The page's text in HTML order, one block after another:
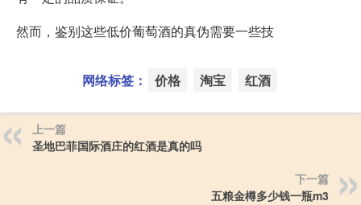
然而，鉴别这些低价葡萄酒的真伪需要一些技
网络标签： 价格 淘宝 红酒
上一篇
圣地巴菲国际酒庄的红酒是真的吗
下一篇
五粮金樽多少钱一瓶m3